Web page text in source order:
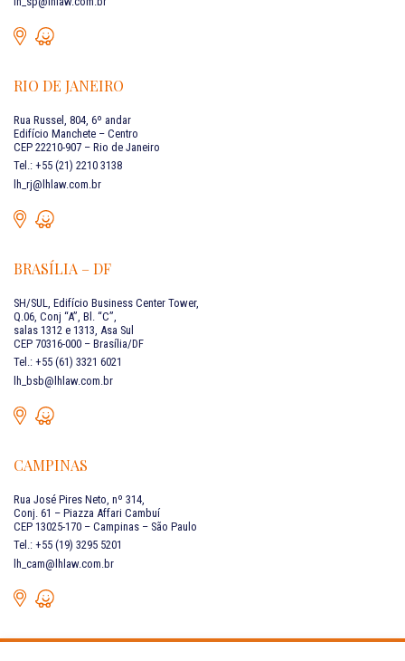
RIO DE JANEIRO
Rua Russel, 804, 6º andar
Edifício Manchete – Centro
CEP 22210-907 – Rio de Janeiro
Tel.: +55 (21) 2210 3138
lh_rj@lhlaw.com.br
BRASÍLIA – DF
SH/SUL, Edifício Business Center Tower,
Q.06, Conj “A”, Bl. “C”,
salas 1312 e 1313, Asa Sul
CEP 70316-000 – Brasília/DF
Tel.: +55 (61) 3321 6021
lh_bsb@lhlaw.com.br
CAMPINAS
Rua José Pires Neto, nº 314,
Conj. 61 – Piazza Affari Cambuí
CEP 13025-170 – Campinas – São Paulo
Tel.: +55 (19) 3295 5201
lh_cam@lhlaw.com.br